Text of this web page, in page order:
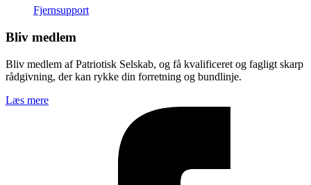
Fjernsupport
Bliv medlem
Bliv medlem af Patriotisk Selskab, og få kvalificeret og fagligt skarp
rådgivning, der kan rykke din forretning og bundlinje.
Læs mere